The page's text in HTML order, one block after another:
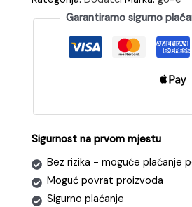
Pro&Core
buduću
instalaciju
količina
Garantiramo sigurno
Sigurnost na prvom mjestu
Bez rizika - moguće plaćanje
Moguć povrat proizvoda
Sigurno plaćanje